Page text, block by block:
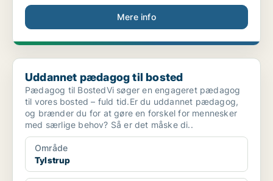
Mere info
Uddannet pædagog til bosted
Uddannet pædagog til bosted
Pædagog til BostedVi søger en engageret pædagog
til vores bosted – fuld tid.Er du uddannet pædagog,
og brænder du for at gøre en forskel for mennesker
med særlige behov? Så er det måske di..
Område
Tylstrup